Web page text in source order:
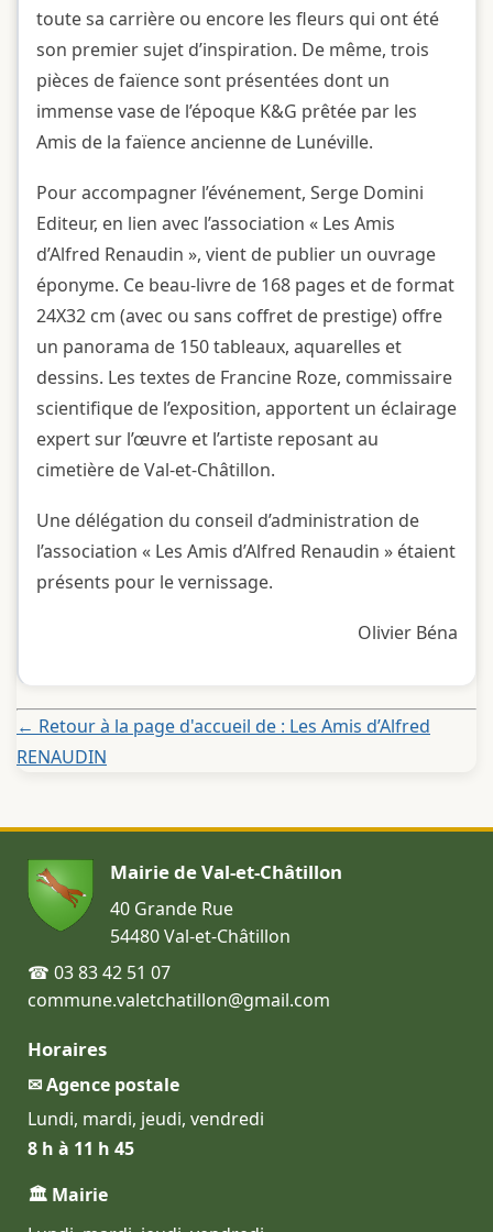
toute sa carrière ou encore les fleurs qui ont été
son premier sujet d’inspiration. De même, trois
pièces de faïence sont présentées dont un
immense vase de l’époque K&G prêtée par les
Amis de la faïence ancienne de Lunéville.
Pour accompagner l’événement, Serge Domini
Editeur, en lien avec l’association « Les Amis
d’Alfred Renaudin », vient de publier un ouvrage
éponyme. Ce beau-livre de 168 pages et de format
24X32 cm (avec ou sans coffret de prestige) offre
un panorama de 150 tableaux, aquarelles et
dessins. Les textes de Francine Roze, commissaire
scientifique de l’exposition, apportent un éclairage
expert sur l’œuvre et l’artiste reposant au
cimetière de Val-et-Châtillon.
Une délégation du conseil d’administration de
l’association « Les Amis d’Alfred Renaudin » étaient
présents pour le vernissage.
Olivier Béna
← Retour à la page d'accueil de : Les Amis d’Alfred
RENAUDIN
Mairie de Val-et-Châtillon
40 Grande Rue
54480 Val-et-Châtillon
☎ 03 83 42 51 07
commune.valetchatillon@gmail.com
Horaires
✉ Agence postale
Lundi, mardi, jeudi, vendredi
8 h à 11 h 45
🏛 Mairie